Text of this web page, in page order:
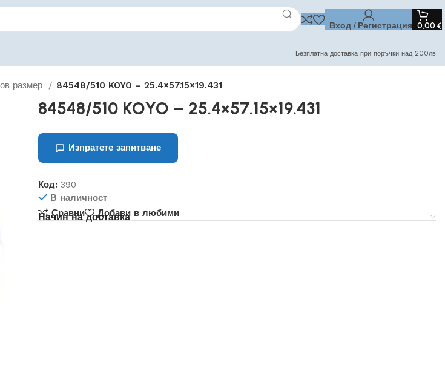
Вход / Регистрация 0,00 €
Безплатна доставка при поръчки над 200лв
размер 84548/510 KOYO – 25.4×57.15×19.431
84548/510 KOYO – 25.4×57.15×19.431
Изпратете запитване
Код: 390
В наличност
Сравни
Добави в любими
Начин на доставка